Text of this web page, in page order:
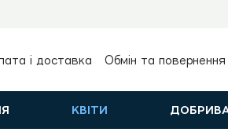
і доставка
Обмін та повернення
КВІТИ